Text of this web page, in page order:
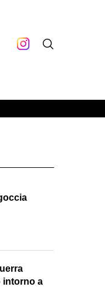
intorno a